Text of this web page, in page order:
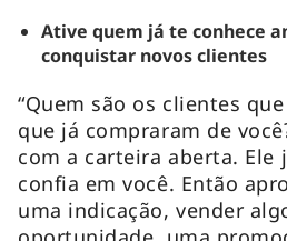
Ative quem já te conhece
conquistar novos clientes
“Quem são os clientes
que já compraram de
com a carteira aberta. Ele
confia em você. Então
uma indicação, vender